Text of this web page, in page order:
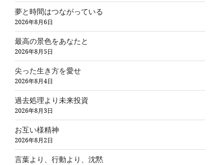
夢と時間はつながっている
2026年8月6日
最高の景色をあなたと
2026年8月5日
尖った生き方を愛せ
2026年8月4日
過去処理より未来投資
2026年8月3日
お互い様精神
2026年8月2日
言葉より、行動より、沈黙